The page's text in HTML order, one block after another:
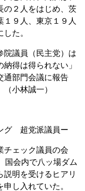
の２人をはじめ、茨
９人、東京１９人
た。
議員（民主党）は
得は得られない」
通部門会議に報告
小林誠一）
グ 超党派議員ー
ェック議員の会
国会内で八ッ場ダム
明を受けるヒアリ
し入れていた。